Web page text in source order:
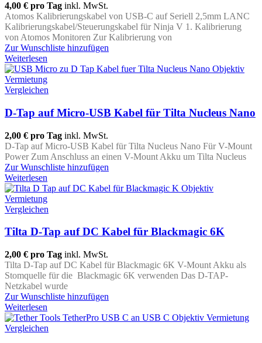
4,00 € pro Tag inkl. MwSt.
Atomos Kalibrierungskabel von USB-C auf Seriell 2,5mm LANC
Kalibrierungskabel/Steuerungskabel für Ninja V 1. Kalibrierung
von Atomos Monitoren Zur Kalibrierung von
Zur Wunschliste hinzufügen
Weiterlesen
Vergleichen
D-Tap auf Micro-USB Kabel für Tilta Nucleus Nano
2,00 € pro Tag inkl. MwSt.
D-Tap auf Micro-USB Kabel für Tilta Nucleus Nano Für V-Mount
Power Zum Anschluss an einen V-Mount Akku um Tilta Nucleus
Zur Wunschliste hinzufügen
Weiterlesen
Vergleichen
Tilta D-Tap auf DC Kabel für Blackmagic 6K
2,00 € pro Tag inkl. MwSt.
Tilta D-Tap auf DC Kabel für Blackmagic 6K V-Mount Akku als
Stomquelle für die Blackmagic 6K verwenden Das D-TAP-
Netzkabel wurde
Zur Wunschliste hinzufügen
Weiterlesen
Vergleichen